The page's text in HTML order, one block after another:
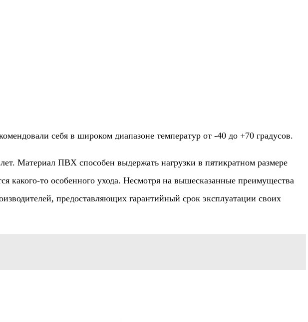
себя в широком диапазоне температур от -40 до +70 градусов.
Материал ПВХ способен выдержать нагрузки в пятикратном размере
какого-то особенного ухода. Несмотря на вышесказанные преимущества
предоставляющих гарантийный срок эксплуатации своих